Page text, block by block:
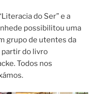
do Ser” e a
possibilitou uma
grupo de utentes da
partir do livro
Todos nos